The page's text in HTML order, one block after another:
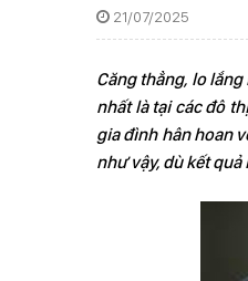
21/07/2025
Căng thẳng, lo
nhất là tại các đô
gia đình hân hoan
như vậy, dù kết